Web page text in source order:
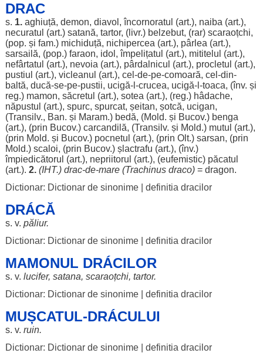
DRAC
s. 1. aghiuță, demon, diavol ,încornoratul (art.), naiba (art.),
necuratul (art.) satană, tartor, (livr.) belzebut, (rar) scaraoțchi,
(pop. și fam.) michiduță, nichipercea (art.), pârlea (art.),
sarsailă, (pop.) faraon, idol ,împelițatul (art.), mititelul (art.),
nefârtatul (art.), nevoia (art.), pârdalnicul (art.), procletul (art.),
pustiul (art.), vicleanul (art.), cel-de-pe-comoară, cel-din-
baltă, ducă-se-pe-pustii, ucigă-l-crucea, ucigă-l-toaca, (înv. și
reg.) mamon, săcretul (art.), sotea (art.), (reg.) hâdache,
năpustul (art.), spurc, spurcat, șeitan, șotcă, ucigan,
(Transilv., Ban. și Maram.) bedă, (Mold. și Bucov.) benga
(art.), (prin Bucov.) carcandilă, (Transilv. și Mold.) mutul (art.),
(prin Mold. și Bucov.) pocnetul (art.), (prin Olt.) sarsan, (prin
Mold.) scaloi, (prin Bucov.) șlactrafu (art.), (înv.)
împiedicătorul (art.), nepriitorul (art.), (eufemistic) păcatul
(art.). 2. (IHT.) drac-de-mare(Trachinus draco)= dragon.
Dictionar: Dictionar de sinonime| definitia dracilor
DRÁCĂ
s. v. păliur.
Dictionar: Dictionar de sinonime| definitia dracilor
MAMONUL DRÁCILOR
s. v. lucifer, satana, scaraoțchi, tartor.
Dictionar: Dictionar de sinonime| definitia dracilor
MUȘCATUL-DRÁCULUI
s. v. ruin.
Dictionar: Dictionar de sinonime| definitia dracilor